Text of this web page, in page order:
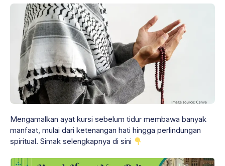
Mengamalkan ayat kursi sebelum tidur membawa banyak
manfaat, mulai dari ketenangan hati hingga perlindungan
spiritual. Simak selengkapnya di sini